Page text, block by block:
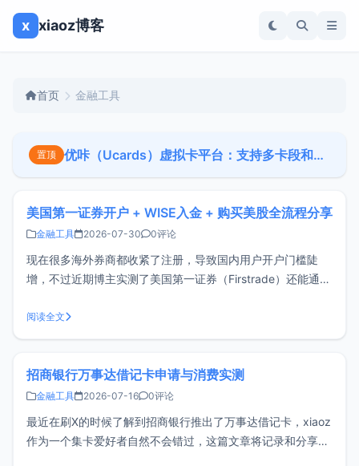
x xiaoz博客
首页 金融工具
置顶 优咔（Ucards）虚拟卡平台：支持多卡段和批量开卡（需企业认证）
美国第一证券开户 + WISE入金 + 购买美股全流程分享
金融工具 2026-07-30 0评论
现在很多海外券商都收紧了注册，导致国内用户开户门槛陡
增，不过近期博主实测了美国第一证券（Firstrade）还能通过
开户、入金、购买美股的全流程，供各位参考。关于
FirstradeFirstrade（美国第一证券）是1985年成立的老牌美
阅读全文
招商银行万事达借记卡申请与消费实测
金融工具 2026-07-16 0评论
最近在刷X的时候了解到招商银行推出了万事达借记卡，xiaoz
作为一个集卡爱好者自然不会错过，这篇文章将记录和分享申